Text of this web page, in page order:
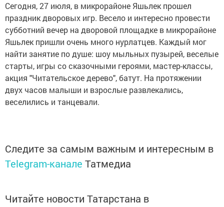
Сегодня, 27 июля, в микрорайоне Яшьлек прошел
праздник дворовых игр. Весело и интересно провести
субботний вечер на дворовой площадке в микрорайоне
Яшьлек пришли очень много нурлатцев. Каждый мог
найти занятие по душе: шоу мыльных пузырей, веселые
старты, игры со сказочными героями, мастер-классы,
акция "Читательское дерево", батут. На протяжении
двух часов малыши и взрослые развлекались,
веселились и танцевали.
Следите за самым важным и интересным в
Telegram-канале Татмедиа
Читайте новости Татарстана в